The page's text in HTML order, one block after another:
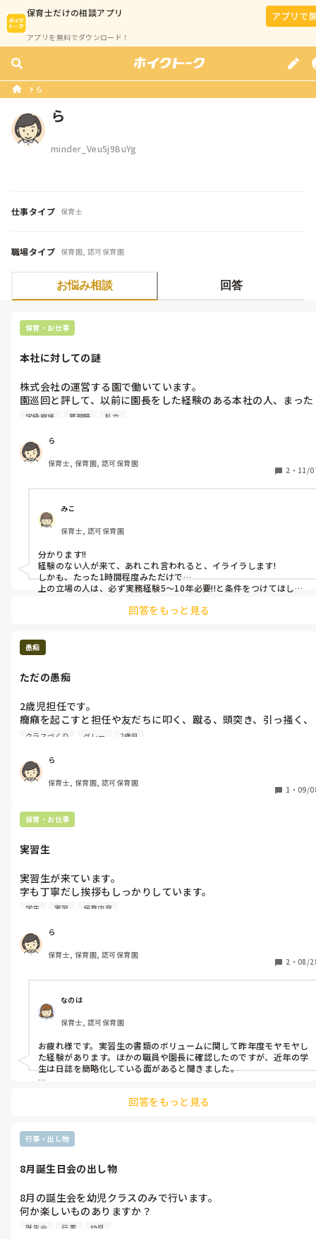
保育士だけの相談アプリ
アプリを無料でダウンロード！
アプリで
ら
ら
minder_Veu5j9BuYg
仕事タイプ 保育士
職場タイプ 保育園, 認可保育園
お悩み相談 回答
保育・お仕事
本社に対しての謎
株式会社の運営する園で働いています。
園巡回と評して、以前に園長をした経験のある本社の人、まった
く保育の知識がない(お子さんが2歳になった)人が1時間ほどクラ
程度がついている子やグレー気質、やんちゃな子、海外籍など、
この時期でもまだ慌ただしいクラスです。
そんな中、狭い保育室に男性2名がずっとみていたのでさすがに
終わった後にフィードバックがあったのですが、全く経験ない本
社の人に「ダンボールで作ったリュックに詰め込みすぎて立ち上
がる時によろけて危ない」「大変なクラスと聞いていたけど、自
分はそう思わなかった」「程度のついている子なんて大人しかっ
元園長のほうは「大変だねこのクラス…」「こうしてくといいか
もね」などのアドバイスも加えて伝えてくれました。
指摘だけして、何がしたかったのでしょうか。
捉えてね」と言われましたが、、。分かる気持ちもあるけど苛立
ちの方が多いです。
思ってしまいました。
学級崩壊 管理職 私立
ら
保育士, 保育園, 認可保育園
2 ・ 11/
みこ
保育士, 認可保育園
分かります!!
経験のない人が来て、あれこれ言われると、イライラします!
しかも、たった1時間程度みただけで…
上の立場の人は、必ず実務経験5〜10年必要!!と条件をつけてほしい
回答をもっと見る
愚痴
ただの愚痴
2歳児担任です。
癇癪を起こすと担任や友だちに叩く、蹴る、頭突き、引っ掻く、
つねる、唾を吐く、椅子やおもちゃを投げる、2階にまで聞こえ
他の子もイヤイヤがすごくて、叩いたり、奇声を上げたりしてい
ます。
今日も引っ掻かれて腕に傷がつきました。
この前、同職の友だちと話してる時に「仕事楽しい？」という話
になって、色々思い返したら上記のようなことがほぼ毎日続いて
全然病んでないし、「あーまたか〜はいはい〜」という感じで流
ど初めてだよこんなの…
クラスづくり グレー 2歳児
ら
保育士, 保育園, 認可保育園
1 ・ 09/
保育・お仕事
実習生
実習生が来ています。
字も丁寧だし挨拶もしっかりしています。
が、実習日誌が1日保育に入っていてA4で1枚です。保育の様子
ソードや感想でした。
そういうフォーマットだから仕方ないかもしれないですが、自分
が学生の頃は3枚くらい書いていたので「これでいいのか？」と
学生 実習 保育内容
ら
保育士, 保育園, 認可保育園
2 ・ 08/
なのは
保育士, 認可保育園
お疲れ様です。実習生の書類のボリュームに関して昨年度モヤモヤし
た経験があります。ほかの職員や園長に確認したのですが、近年の学
生は日誌を簡略化している面があると聞きました。
に指導することが難しかったです。
回答をもっと見る
行事・出し物
8月誕生日会の出し物
8月の誕生会を幼児クラスのみで行います。
何か楽しいものありますか？
ちなみに誕生児は年長1人です。
誕生会 行事 幼児